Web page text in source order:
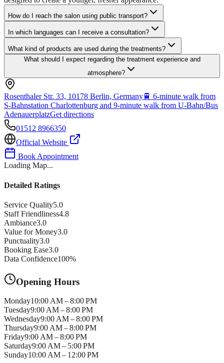
How do I reach the salon using public transport?
In which languages can I receive a consultation?
What kind of products are used during the treatments?
What should I expect regarding the treatment experience and
atmosphere?
Rosenthaler Str. 33, 10178 Berlin, Germany🚆 6-minute walk from
S-Bahnstation Charlottenburg and 9-minute walk from U-Bahn/Bus
AdenauerplatzGet directions
01512 8966350
Official Website
Book Appointment
Loading Map...
Detailed Ratings
Service Quality5.0
Staff Friendliness4.8
Ambiance3.0
Value for Money3.0
Punctuality3.0
Booking Ease3.0
Data Confidence100%
Opening Hours
Monday10:00 AM – 8:00 PM
Tuesday9:00 AM – 8:00 PM
Wednesday9:00 AM – 8:00 PM
Thursday9:00 AM – 8:00 PM
Friday9:00 AM – 8:00 PM
Saturday9:00 AM – 5:00 PM
Sunday10:00 AM – 12:00 PM